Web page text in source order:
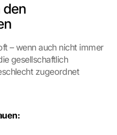
den
– wenn auch nicht immer
gesellschaftlich
zugeordnet